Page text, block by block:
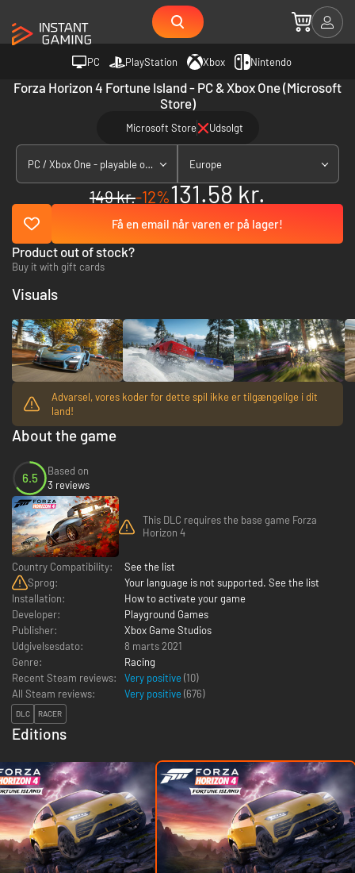
PC PlayStation Xbox Nintendo
Forza Horizon 4 Fortune Island - PC & Xbox One (Microsoft
Store)
Microsoft Store Udsolgt
PC / Xbox One - playable on Xbox Series X|S Europe
149 kr.-12%131.58 kr.
Få en email når varen er på lager!
Advarsel, vores koder for dette spil ikke er tilgængelige i dit
land!
Product out of stock?
Buy it with gift cards
About the game
6.5
Based on
3 reviews
This DLC requires the base game Forza
Horizon 4
Country Compatibility:
See the list
Sprog:
Your language is not supported. See the list
Installation:
How to activate your game
Developer:
Playground Games
Publisher:
Xbox Game Studios
Udgivelsesdato:
8 marts 2021
Genre:
Racing
Recent Steam reviews:
Very positive (10)
All Steam reviews:
Very positive (676)
DLC RACER
Editions
Visuals